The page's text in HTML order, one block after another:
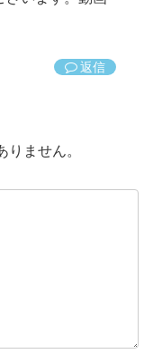
返信
りません。